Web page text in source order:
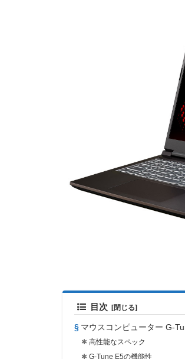
目次
マウスコンピューター G-
高性能なスペック
G-Tune E5の機能性